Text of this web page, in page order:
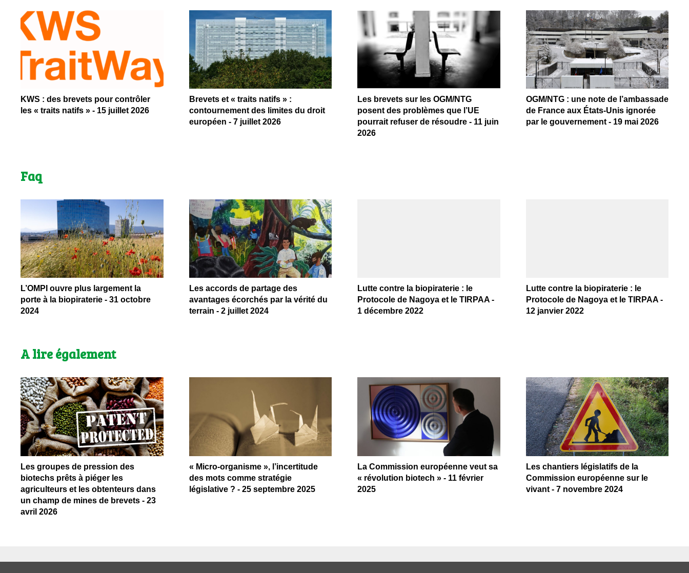
KWS : des brevets pour contrôler
les « traits natifs » - 15 juillet 2026
Brevets et « traits natifs » :
contournement des limites du droit
européen - 7 juillet 2026
Les brevets sur les OGM/NTG
posent des problèmes que l’UE
pourrait refuser de résoudre - 11 juin
2026
OGM/NTG : une note de l’ambassade
de France aux États-Unis ignorée
par le gouvernement - 19 mai 2026
Faq
L’OMPI ouvre plus largement la
porte à la biopiraterie - 31 octobre
2024
Les accords de partage des
avantages écorchés par la vérité du
terrain - 2 juillet 2024
Lutte contre la biopiraterie : le
Protocole de Nagoya et le TIRPAA -
1 décembre 2022
Lutte contre la biopiraterie : le
Protocole de Nagoya et le TIRPAA -
12 janvier 2022
A lire également
Les groupes de pression des
biotechs prêts à piéger les
agriculteurs et les obtenteurs dans
un champ de mines de brevets - 23
avril 2026
« Micro-organisme », l’incertitude
des mots comme stratégie
législative ? - 25 septembre 2025
La Commission européenne veut sa
« révolution biotech » - 11 février
2025
Les chantiers législatifs de la
Commission européenne sur le
vivant - 7 novembre 2024